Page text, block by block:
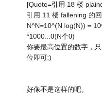
[Quote=引用 18 楼
引用 11 楼 fallening 的
N^N=10^(N log(N)) =
*1000...0(N个0)
你要最高位置的数字，
位即可:)
好像不是这样的吧。